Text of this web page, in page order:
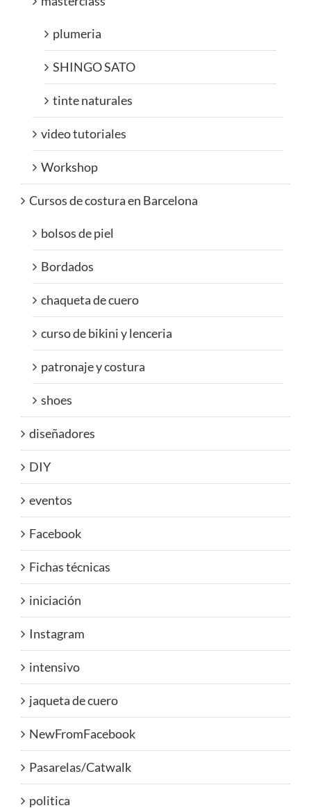
plumeria
SHINGO SATO
tinte naturales
video tutoriales
Workshop
Cursos de costura en Barcelona
bolsos de piel
Bordados
chaqueta de cuero
curso de bikini y lenceria
patronaje y costura
shoes
diseñadores
DIY
eventos
Facebook
Fichas técnicas
iniciación
Instagram
intensivo
jaqueta de cuero
NewFromFacebook
Pasarelas/Catwalk
politica